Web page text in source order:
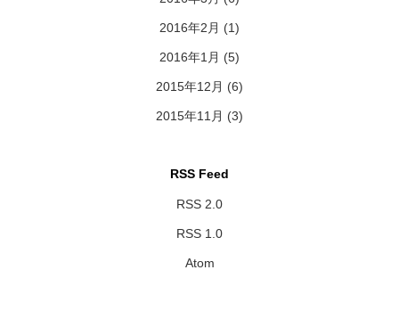
2016年2月 (1)
2016年1月 (5)
2015年12月 (6)
2015年11月 (3)
RSS Feed
RSS 2.0
RSS 1.0
Atom